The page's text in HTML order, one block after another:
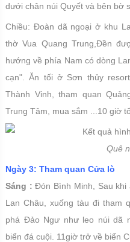
dưới chân núi Quyết và bên bờ
Chiều: Đoàn dã ngoại ở khu
thờ Vua Quang Trung,Đền
hướng về phía Nam có dòng
cạn". Ăn tối ở Sơn thủy
Thành Vinh, tham quan
Trung Tâm, mua sắm ...10 giờ
Quê
Ngày 3: Tham quan Cửa lò
Sáng : Đón Bình Minh, Sau khi
Lan Châu, xuống tàu đi tham
phá Đảo Ngư như leo núi dã
biển đá cuội. 11giờ trở về biển